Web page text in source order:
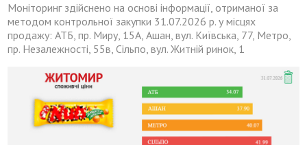
Моніторинг здійснено на основі інформації, отриманої за
методом контрольної закупки 31.07.2026 р. у місцях
продажу: АТБ, пр. Миру, 15А, Ашан, вул. Київська, 77, Метро,
пр. Незалежності, 55в, Сільпо, вул. Житній ринок, 1